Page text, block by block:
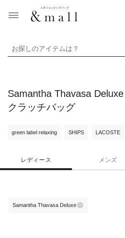
お探しのアイテムは？
Samantha Thavasa
クラッチバッグ
green label relaxing SHIPS LACOSTE
レディース メンズ
Samantha Thavasa Deluxe